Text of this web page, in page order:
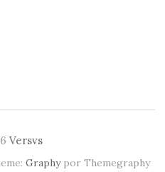
Versvs
Graphypor Themegraphy